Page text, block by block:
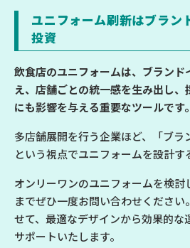
ユニフォーム刷新はブラン
投資
飲食店のユニフォームは、ブランド
え、店舗ごとの統一感を生み出し
にも影響を与える重要なツールです。
多店舗展開を行う企業ほど、「ブラ
という視点でユニフォームを設計す
オンリーワンのユニフォームを検討
までぜひ一度お問い合わせくださ
せて、最適なデザインから効果的な
サポートいたします。